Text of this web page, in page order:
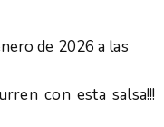
de 2026 a las
con esta salsa!!!